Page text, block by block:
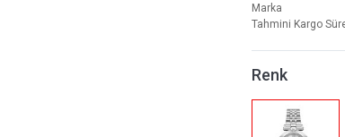
Marka
Tahmini Kargo
Renk